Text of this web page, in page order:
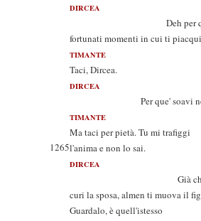
DIRCEA
Deh per quei
fortunati momenti in cui ti
TIMANTE
Taci, Dircea.
DIRCEA
Per que' soavi
TIMANTE
Ma taci per pietà. Tu mi trafiggi
1265l'anima e non lo sai.
DIRCEA
Già che sì
curi la sposa, almen ti muova il
Guardalo, è quell'istesso